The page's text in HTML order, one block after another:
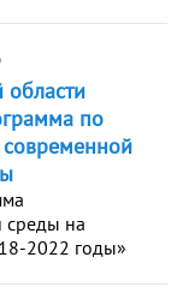
области
по
среды на
2022 годы»